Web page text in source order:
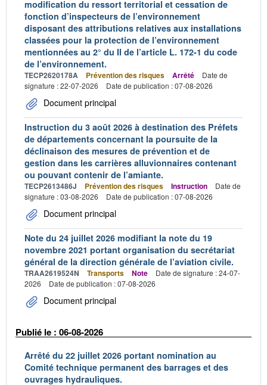
modification du ressort territorial et cessation de
fonction d’inspecteurs de l’environnement
disposant des attributions relatives aux installations
classées pour la protection de l’environnement
mentionnées au 2° du II de l’article L. 172-1 du code
de l’environnement.
TECP2620178A Prévention des risques Arrêté
Date de
signature : 22-07-2026
Date de publication : 07-08-2026
Document principal
Instruction du 3 août 2026 à destination des Préfets
de départements concernant la poursuite de la
déclinaison des mesures de prévention et de
gestion dans les carrières alluvionnaires contenant
ou pouvant contenir de l’amiante.
TECP2613486J Prévention des risques Instruction
Date de
signature : 03-08-2026
Date de publication : 07-08-2026
Document principal
Note du 24 juillet 2026 modifiant la note du 19
novembre 2021 portant organisation du secrétariat
général de la direction générale de l’aviation civile.
TRAA2619524N Transports Note
Date de signature : 24-07-
2026
Date de publication : 07-08-2026
Document principal
Publié le : 06-08-2026
Arrêté du 22 juillet 2026 portant nomination au
Comité technique permanent des barrages et des
ouvrages hydrauliques.